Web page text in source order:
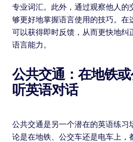
专业词汇。此外，通过观察他人的
够更好地掌握语言使用的技巧。在
可以获得即时反馈，从而更快地纠
语言能力。
公共交通：在地铁
听英语对话
公共交通是另一个潜在的英语练习
论是在地铁、公交车还是电车上，